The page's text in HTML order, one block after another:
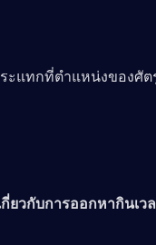
ะแทกที่ตำแหน่งของศัต
กี่ยวกับการออกหากินเว